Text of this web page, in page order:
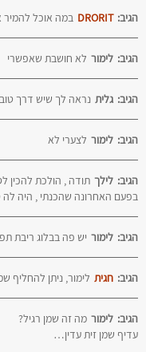
DRORIT הגיב: במה אוכל להמיר
לימור הגיב: לא חושבת שאפשרי
גלית הגיב: נראה לך שיש דרך
לימור הגיב: לצערי לא
לילך הגיב:
תודה , הולכת להכין
בפעם האחרונה שהכנתי , היה לה
לימור הגיב: יש פה בבלוג ריבת
חגית הגיב: לימור, ניתן להחליף
לימור הגיב:
מה זה שמן רגיל?
עדיף שמן זית עדין…